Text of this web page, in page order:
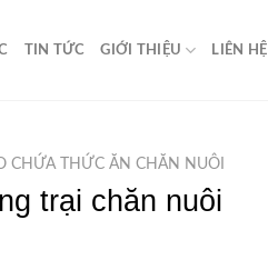
TIN TỨC GIỚI THIỆU LIÊN HỆ
CHỨA THỨC ĂN CHĂN NUÔI
trại chăn nuôi